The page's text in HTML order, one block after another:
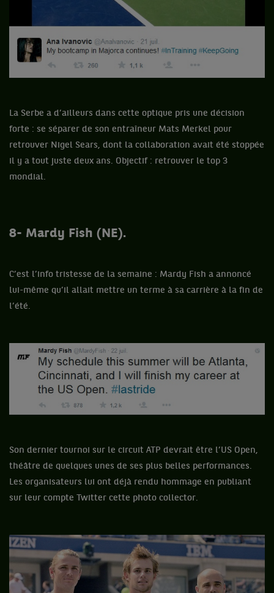
La Serbe a d’ailleurs dans cette optique pris une décision
forte : se séparer de son entraîneur Mats Merkel pour
retrouver Nigel Sears, dont la collaboration avait été stoppée
il y a tout juste deux ans. Objectif : retrouver le top 3
mondial.
8- Mardy Fish (NE).
C’est l’info tristesse de la semaine : Mardy Fish a annoncé
lui-même qu’il allait mettre un terme à sa carrière à la fin de
l’été.
Son dernier tournoi sur le circuit ATP devrait être l’US Open,
théâtre de quelques unes de ses plus belles performances.
Les organisateurs lui ont déjà rendu hommage en publiant
sur leur compte Twitter cette photo collector.